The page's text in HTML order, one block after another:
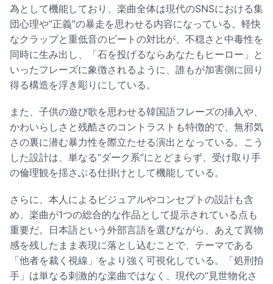
為として機能しており、楽曲全体は現代のSNSにおける集
団心理や“正義”の暴走を思わせる内容になっている。軽快
なクラップと重低音のビートの対比が、不穏さと中毒性を
同時に生み出し、「石を投げるならあなたもヒーロー」と
いったフレーズに象徴されるように、誰もが加害側に回り
得る構造を浮き彫りにしている。
また、子供の遊び歌を思わせる韓国語フレーズの挿入や、
かわいらしさと残酷さのコントラストも特徴的で、無邪気
さの裏に潜む暴力性を際立たせる演出となっている。こう
した設計は、単なる“ダーク系”にとどまらず、受け取り手
の倫理観を揺さぶる仕掛けとして機能している。
さらに、本人によるビジュアルやコンセプトの設計も含
め、楽曲が1つの総合的な作品として提示されている点も
重要だ。日本語という外部言語を選びながら、あえて異物
感を残したまま表現に落とし込むことで、テーマである
「他者を裁く視線」をより強く可視化している。「処刑拍
手」は単なる刺激的な楽曲ではなく、現代の“見世物化さ